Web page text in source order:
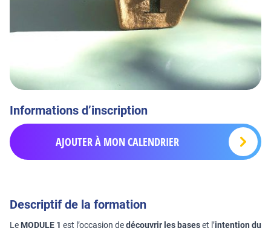
Informations d’inscription
AJOUTER À MON CALENDRIER
Descriptif de la formation
Le MODULE 1 est l’occasion dedécouvrir les baseset l’intention du